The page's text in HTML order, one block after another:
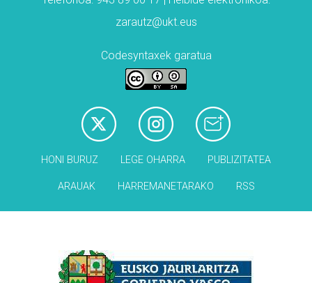
zarautz@ukt.eus
Codesyntaxek garatua
HONI BURUZ LEGE OHARRA PUBLIZITATEA
ARAUAK HARREMANETARAKO RSS